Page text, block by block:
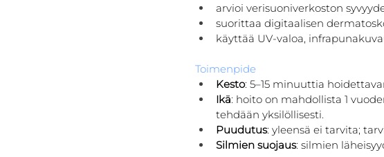
arvioi verisuoniverkoston
suorittaa digitaalisen
käyttää UV-valoa,
Toimenpide
Kesto: 5–15 minuuttia
Ikä: hoito on mahdollista 1
tehdään yksilöllisesti.
Puudutus: yleensä ei tarvita;
Silmien suojaus: silmien